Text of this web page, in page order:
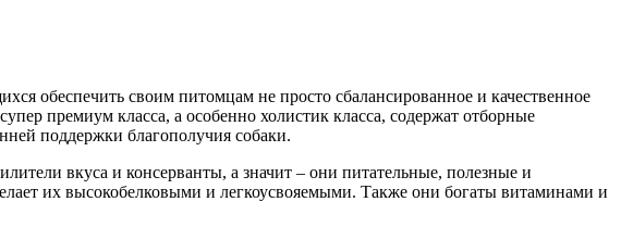
обеспечить своим питомцам не просто сбалансированное и качественное
премиум класса, а особенно холистик класса, содержат отборные
поддержки благополучия собаки.
вкуса и консерванты, а значит – они питательные, полезные и
их высокобелковыми и легкоусвояемыми. Также они богаты витаминами и